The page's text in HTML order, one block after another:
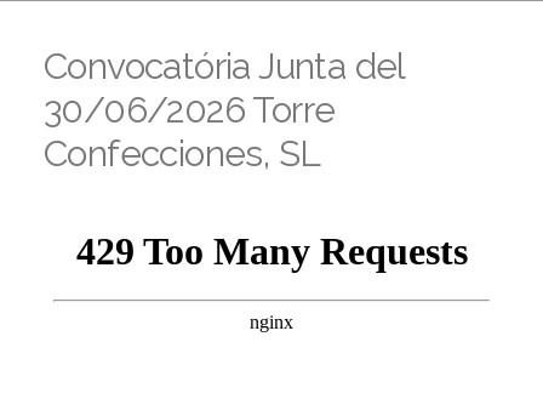
Convocatória Junta del
30/06/2026 Torre
Confecciones, SL